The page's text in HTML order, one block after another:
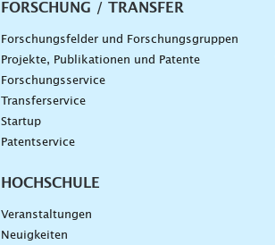
FORSCHUNG / TRANSFER
Forschungsfelder und Forschungsgruppen
Projekte, Publikationen und Patente
Forschungsservice
Transferservice
Startup
Patentservice
HOCHSCHULE
Veranstaltungen
Neuigkeiten